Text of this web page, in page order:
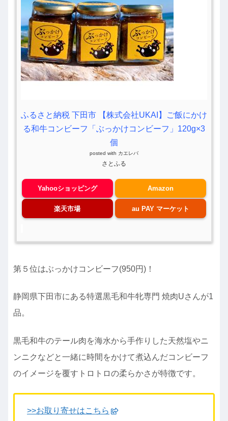
ふるさと納税 下田市 【株式会社UKAI】ご飯にかけ
る和牛コンビーフ「ぶっかけコンビーフ」120g×3
個
posted with カエレバ
さとふる
Yahooショッピング Amazon
楽天市場 au PAY マーケット
第５位はぶっかけコンビーフ(950円)！
静岡県下田市にある特選黒毛和牛牝専門 焼肉Uさんが1
品。
黒毛和牛のテール肉を海水から手作りした天然塩やニ
ンニクなどと一緒に時間をかけて煮込んだコンビーフ
のイメージを覆すトロトロの柔らかさが特徴です。
>>お取り寄せはこちら